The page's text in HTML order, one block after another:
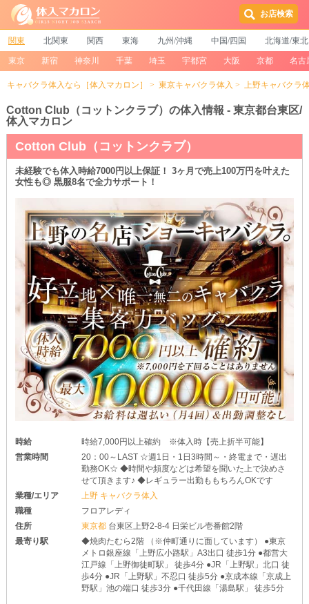
お店検索
関東 北関東 関西 東海 九州/沖縄 中国/四国 北海道/東北
東京 新宿 神奈川 千葉 埼玉 宇都宮 大阪 京都 名古
キャバクラ体入なら［体入マカロン］ 東京キャバクラ体入 上野キャバクラ
Cotton Club（コットンクラブ）の体入情報 - 東京都台東区/
体入マカロン
Cotton Club（コットンクラブ）
未経験でも体入時給7000円以上保証！ 3ヶ月で売上100万円を叶えた
女性も◎ 黒服8名で全力サポート！
時給
時給7,000円以上確約 ※体入時【売上折半可能】
営業時間
20：00～LAST ☆週1日・1日3時間～・終電まで・遅出
勤務OK☆ ◆時間や頻度などは希望を聞いた上で決めさ
せて頂きます♪ ◆レギュラー出勤ももちろんOKです
業種/エリア
上野 キャバクラ体入
職種
フロアレディ
住所
東京都 台東区上野2-8-4 日栄ビル壱番館2階
最寄り駅
◆焼肉たむら2階 （※仲町通りに面しています） ●東京
メトロ銀座線「上野広小路駅」A3出口 徒歩1分 ●都営大
江戸線「上野御徒町駅」 徒歩4分 ●JR「上野駅」北口 徒
歩4分 ●JR「上野駅」不忍口 徒歩5分 ●京成本線「京成上
野駅」池の端口 徒歩3分 ●千代田線「湯島駅」 徒歩5分